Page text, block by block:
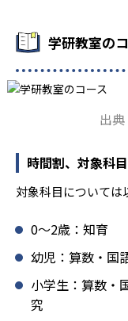
学研教室の先生は
鑽している。「子
きる力を」という
ており、生徒それ
導により生徒の「
報にも精通してお
ミュニケーション
学研教室では、楽
知・情・意のバラ
でのあいさつ」「
面の指導も実施し
メリットと言える
学研教室の
出
時間割、対象科
対象科目については
0〜2歳：知育
幼児：算数・国
小学生：算数・
究